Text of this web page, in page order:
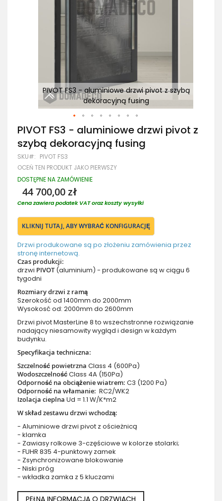
PIVOT FS3 - aluminiowe drzwi pivot z szybą
dekoracyjną fusing
Przejdź
na
początek
galerii
PIVOT FS3 - aluminiowe drzwi pivot z
szybą dekoracyjną fusing
SKU PIVOT FS3
OCEŃ TEN PRODUKT JAKO PIERWSZY
DOSTĘPNE NA ZAMÓWIENIE
44 700,00 zł
Cena zawiera podatek VAT oraz koszty wysyłki
KLIKNIJ TUTAJ, ABY WYBRAĆ KONFIGURACJĘ
Drzwi produkowane są po złożeniu zamówienia przez
stronę internetową.
Czas produkcji:
drzwi PIVOT(aluminium) - produkowane są w ciągu 6
tygodni
Rozmiary drzwi z ramą
Szerokość od 1400mm do 2000mm
Wysokosć od: 2000mm do 2600mm
Drzwi pivot MasterLine 8 to wszechstronne rozwiązanie
nadający niesamowity wygląd i design w każdym
budynku.
Specyfikacja techniczna:
Szczelność powietrzna Class 4 (600Pa)
WodoszczelnośćClass 4A (150Pa)
Odporność na obciążenie wiatrem: C3 (1200 Pa)
Odporność na włamanie: RC2/WK2
Izolacja cieplna Ud = 1.1 W/K*m2
W skład zestawu drzwi wchodzą:
- Aluminiowe drzwi pivot z ościeżnicą
- klamka
- Zawiasy rolkowe 3-częściowe w kolorze stolarki;
- FUHR 835 4-punktowy zamek
- Zsynchronizowane blokowanie
- Niski próg
- wkładka zamka z 5 kluczami
PEŁNA INFORMACJA O DRZWIACH